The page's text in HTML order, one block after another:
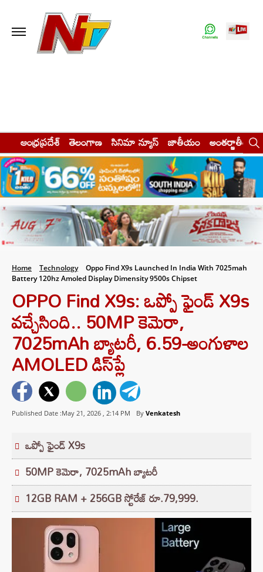
ఆంధ్రప్రదేశ్ తెలంగాణ సినిమా న్యూస్ జాతీయం అంతర్జాతీయం
Home Technology
Oppo Find X9s Launched In India With 7025mah
Battery 120hz Amoled Display Dimensity 9500s Chipset
OPPO Find X9s: ఒప్పో ఫైండ్ X9s
వచ్చేసింది.. 50MP కెమెరా,
7025mAh బ్యాటరీ, 6.59-అంగుళాల
AMOLED డిస్‌ప్లే
Published Date :May 21, 2026 , 2:14 PM By Venkatesh
ఒప్పో ఫైండ్ X9s
50MP కెమెరా, 7025mAh బ్యాటరీ
12GB RAM + 256GB స్టోరేజ్ రూ.79,999.